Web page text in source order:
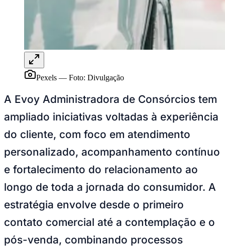
Juventude
Pexels — Foto: Divulgação
A Evoy Administradora de Consórcios tem
ampliado iniciativas voltadas à experiência
do cliente, com foco em atendimento
personalizado, acompanhamento contínuo
e fortalecimento do relacionamento ao
longo de toda a jornada do consumidor. A
estratégia envolve desde o primeiro
contato comercial até a contemplação e o
pós-venda, combinando processos